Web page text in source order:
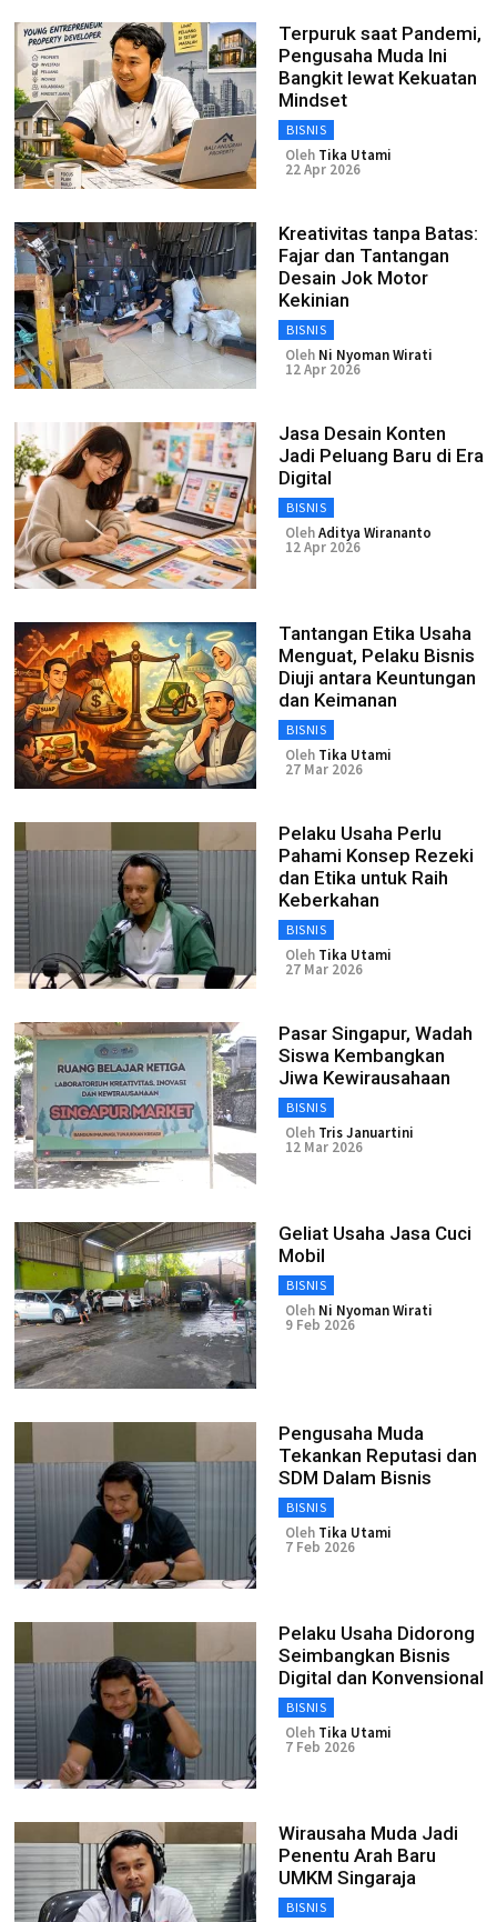
Terpuruk saat Pandemi,
Pengusaha Muda Ini
Bangkit lewat Kekuatan
Mindset
BISNIS
Oleh Tika Utami
22 Apr 2026
Kreativitas tanpa Batas:
Fajar dan Tantangan
Desain Jok Motor
Kekinian
BISNIS
Oleh Ni Nyoman Wirati
12 Apr 2026
Jasa Desain Konten
Jadi Peluang Baru di Era
Digital
BISNIS
OlehAditya Wirananto
12 Apr 2026
Tantangan Etika Usaha
Menguat, Pelaku Bisnis
Diuji antara Keuntungan
dan Keimanan
BISNIS
Oleh Tika Utami
27 Mar 2026
Pelaku Usaha Perlu
Pahami Konsep Rezeki
dan Etika untuk Raih
Keberkahan
BISNIS
Oleh Tika Utami
27 Mar 2026
Pasar Singapur, Wadah
Siswa Kembangkan
Jiwa Kewirausahaan
BISNIS
Oleh Tris Januartini
12 Mar 2026
Geliat Usaha Jasa Cuci
Mobil
BISNIS
Oleh Ni Nyoman Wirati
9 Feb 2026
Pengusaha Muda
Tekankan Reputasi dan
SDM Dalam Bisnis
BISNIS
Oleh Tika Utami
7 Feb 2026
Pelaku Usaha Didorong
Seimbangkan Bisnis
Digital dan Konvensional
BISNIS
Oleh Tika Utami
7 Feb 2026
Wirausaha Muda Jadi
Penentu Arah Baru
UMKM Singaraja
BISNIS